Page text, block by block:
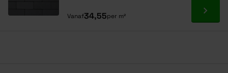
Vanaf34,55per m² Ga